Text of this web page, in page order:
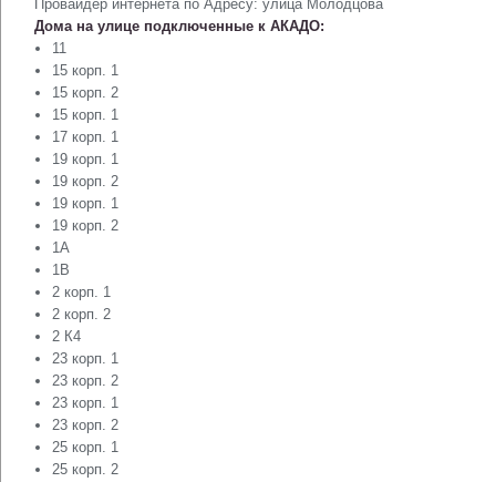
Провайдер интернета по Адресу: улица Молодцова
Дома на улице подключенные к АКАДО:
11
15 корп. 1
15 корп. 2
15 корп. 1
17 корп. 1
19 корп. 1
19 корп. 2
19 корп. 1
19 корп. 2
1А
1В
2 корп. 1
2 корп. 2
2 К4
23 корп. 1
23 корп. 2
23 корп. 1
23 корп. 2
25 корп. 1
25 корп. 2